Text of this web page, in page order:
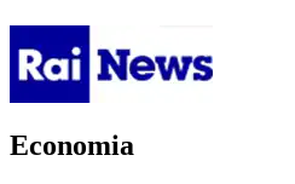
Economia